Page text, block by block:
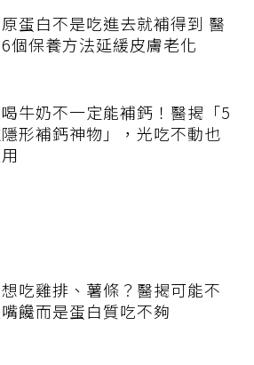
蛋白不是吃進去就補得到 醫
個保養方法延緩皮膚老化
牛奶不一定能補鈣！醫揭「5
形補鈣神物」，光吃不動也
吃雞排、薯條？醫揭可能不
饞而是蛋白質吃不夠